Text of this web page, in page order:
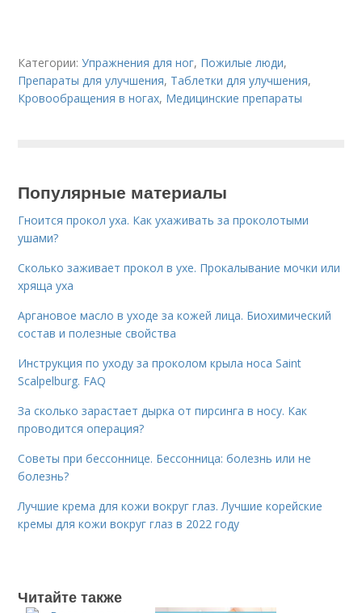
Категории:Упражнения для ног, Пожилые люди,
Препараты для улучшения, Таблетки для улучшения,
Кровообращения в ногах, Медицинские препараты
Популярные материалы
Гноится прокол уха. Как ухаживать за проколотыми
ушами?
Сколько заживает прокол в ухе. Прокалывание мочки или
хряща уха
Аргановое масло в уходе за кожей лица. Биохимический
состав и полезные свойства
Инструкция по уходу за проколом крыла носа Saint
Scalpelburg. FAQ
За сколько зарастает дырка от пирсинга в носу. Как
проводится операция?
Советы при бессоннице. Бессонница: болезнь или не
болезнь?
Лучшие крема для кожи вокруг глаз. Лучшие корейские
кремы для кожи вокруг глаз в 2022 году
Читайте также